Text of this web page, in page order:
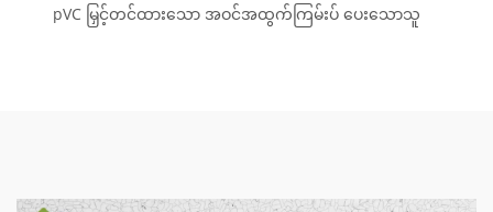
pVC မြှင့်တင်ထားသော အဝင်အထွက်ကြမ်းပ် ပေးသောသူ